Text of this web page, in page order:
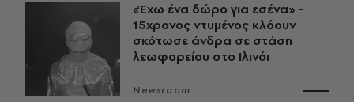
«Έχω ένα δώρο για εσένα» -
15χρονος ντυμένος κλόουν
σκότωσε άνδρα σε στάση
λεωφορείου στο Ιλινόι
Newsroom